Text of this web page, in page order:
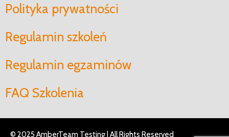
Polityka prywatności
Regulamin szkoleń
Regulamin egzaminów
FAQ Szkolenia
© 2025 AmberTeam Testing | All Rights Reserved